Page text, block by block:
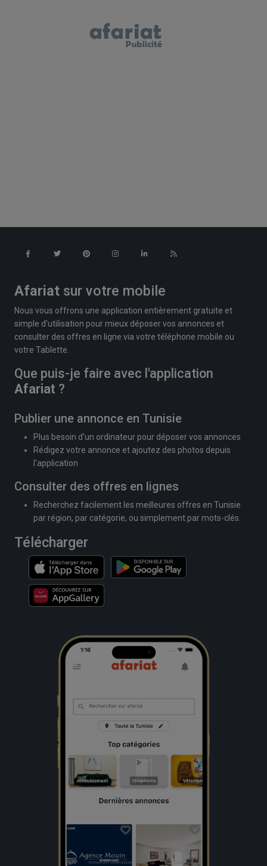
Afariat sur votre mobile
Nous vous offrons une application entièrement gratuite et
simple d'utilisation pour mieux déposer vos annonces et
consulter des offres en ligne via votre téléphone mobile ou
votre Tablette.
Que puis-je faire avec l'application
Afariat ?
Publier une annonce en Tunisie
Plus besoin d'un ordinateur pour déposer vos annonces
Rédigez votre annonce et ajoutez des photos depuis
l'application
Consulter des offres en lignes
Recherchez facilement les meilleures offres en Tunisie
par région, par catégorie, ou simplement par mots-clés.
Télécharger